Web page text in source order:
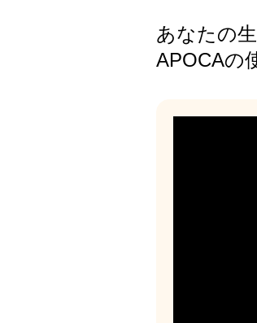
あなたの
APOCAの